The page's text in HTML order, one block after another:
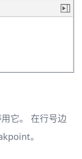
它。 在行号边
。